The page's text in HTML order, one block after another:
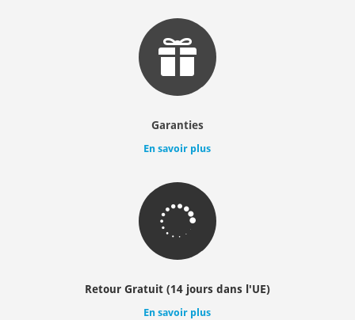

Garanties
En savoir plus

Retour Gratuit (14 jours dans l'UE)
En savoir plus